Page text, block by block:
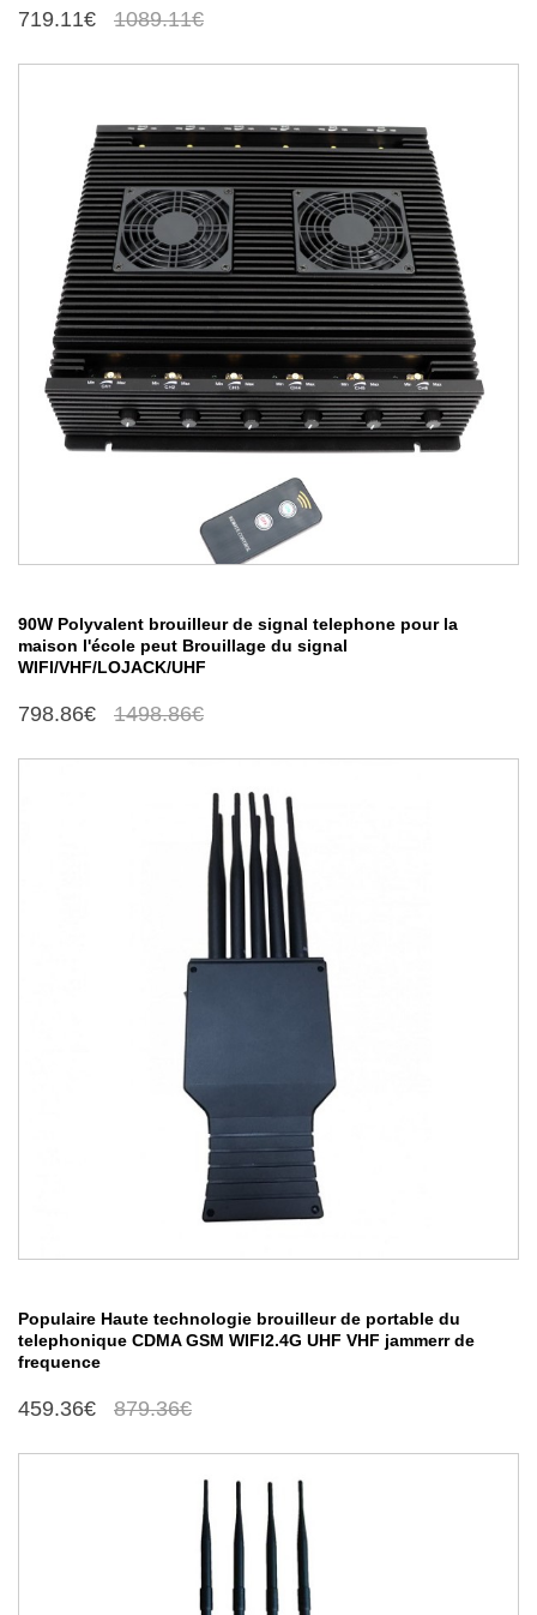
719.11€ 1089.11€
90W Polyvalent brouilleur de signal telephone pour la
maison l'école peut Brouillage du signal
WIFI/VHF/LOJACK/UHF
798.86€ 1498.86€
Populaire Haute technologie brouilleur de portable du
telephonique CDMA GSM WIFI2.4G UHF VHF jammerr de
frequence
459.36€ 879.36€